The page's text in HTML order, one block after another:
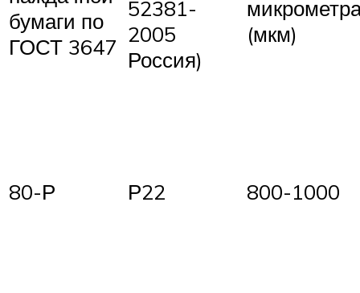
бумаги по
ГОСТ 3647
52381-
2005
Россия)
(мкм)
80-Р Р22 800-1000